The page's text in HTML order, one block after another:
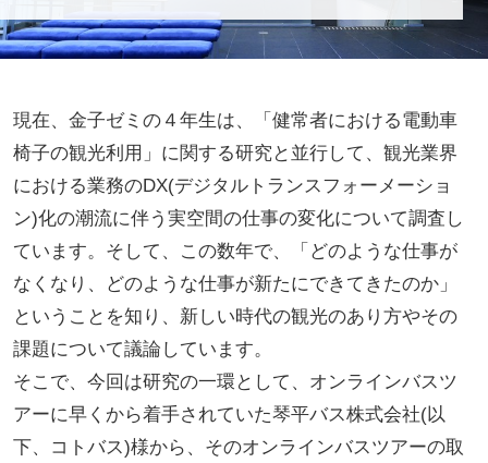
現在、金子ゼミの４年生は、「健常者における電動車
椅子の観光利用」に関する研究と並行して、観光業界
における業務のDX(デジタルトランスフォーメーショ
ン)化の潮流に伴う実空間の仕事の変化について調査し
ています。そして、この数年で、「どのような仕事が
なくなり、どのような仕事が新たにできてきたのか」
ということを知り、新しい時代の観光のあり方やその
課題について議論しています。
そこで、今回は研究の一環として、オンラインバスツ
アーに早くから着手されていた琴平バス株式会社(以
下、コトバス)様から、そのオンラインバスツアーの取